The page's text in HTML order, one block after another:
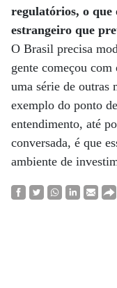
regulatórios, o que
estrangeiro que
O Brasil precisa
gente começou
uma série de outras
exemplo do ponto
entendimento, até
conversada, é que
ambiente de